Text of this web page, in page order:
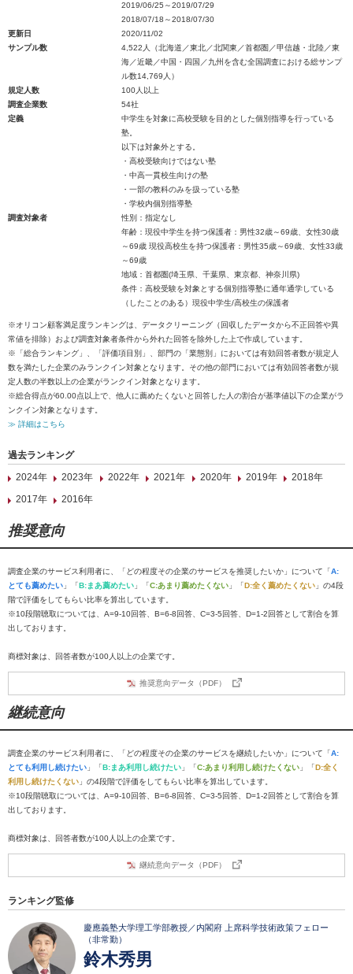
2019/06/25～2019/07/29
2018/07/18～2018/07/30
更新日
2020/11/02
サンプル数
4,522人（北海道／東北／北関東／首都圏／甲信越・北陸／東
海／近畿／中国・四国／九州を含む全国調査における総サンプ
ル数14,769人）
規定人数
100人以上
調査企業数
54社
定義
中学生を対象に高校受験を目的とした個別指導を行っている
塾。
以下は対象外とする。
・高校受験向けではない塾
・中高一貫校生向けの塾
・一部の教科のみを扱っている塾
・学校内個別指導塾
調査対象者
性別：指定なし
年齢：現役中学生を持つ保護者：男性32歳～69歳、女性30歳
～69歳 現役高校生を持つ保護者：男性35歳～69歳、女性33歳
～69歳
地域：首都圏(埼玉県、千葉県、東京都、神奈川県)
条件：高校受験を対象とする個別指導塾に通年通学している
（したことのある）現役中学生/高校生の保護者
※オリコン顧客満足度ランキングは、データクリーニング（回収したデータから不正回答や異
常値を排除）および調査対象者条件から外れた回答を除外した上で作成しています。
※「総合ランキング」、「評価項目別」、部門の「業態別」においては有効回答者数が規定人
数を満たした企業のみランクイン対象となります。その他の部門においては有効回答者数が規
定人数の半数以上の企業がランクイン対象となります。
※総合得点が60.00点以上で、他人に薦めたくないと回答した人の割合が基準値以下の企業がラ
ンクイン対象となります。
≫ 詳細はこちら
過去ランキング
2024年
2023年 2022年 2021年 2020年 2019年
2018年
2017年
2016年
推奨意向
調査企業のサービス利用者に、「どの程度その企業のサービスを推奨したいか」について「A:
とても薦めたい 」「B:まあ薦めたい 」「C:あまり薦めたくない 」「D:全く薦めたくない 」の4段
階で評価をしてもらい比率を算出しています。
※10段階聴取については、A=9-10回答、B=6-8回答、C=3-5回答、D=1-2回答として割合を算
出しております。
商標対象は、回答者数が100人以上の企業です。
推奨意向データ（PDF）
継続意向
調査企業のサービス利用者に、「どの程度その企業のサービスを継続したいか」について「A:
とても利用し続けたい 」「B:まあ利用し続けたい 」「C:あまり利用し続けたくない 」「D:全く
利用し続けたくない 」の4段階で評価をしてもらい比率を算出しています。
※10段階聴取については、A=9-10回答、B=6-8回答、C=3-5回答、D=1-2回答として割合を算
出しております。
商標対象は、回答者数が100人以上の企業です。
継続意向データ（PDF）
ランキング監修
慶應義塾大学理工学部教授／内閣府 上席科学技術政策フェロー
（非常勤）
鈴木秀男